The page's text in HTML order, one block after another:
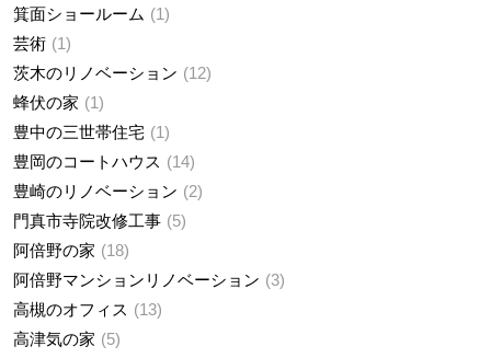
箕面ショールーム
1
芸術
1
茨木のリノベーション
12
蜂伏の家
1
豊中の三世帯住宅
1
豊岡のコートハウス
14
豊崎のリノベーション
2
門真市寺院改修工事
5
阿倍野の家
18
阿倍野マンションリノベーション
3
高槻のオフィス
13
高津気の家
5